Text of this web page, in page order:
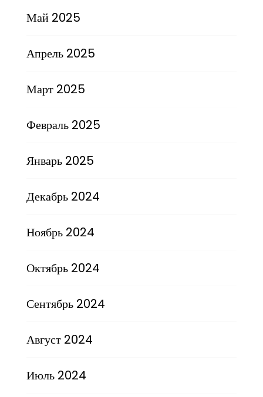
Май 2025
Апрель 2025
Март 2025
Февраль 2025
Январь 2025
Декабрь 2024
Ноябрь 2024
Октябрь 2024
Сентябрь 2024
Август 2024
Июль 2024